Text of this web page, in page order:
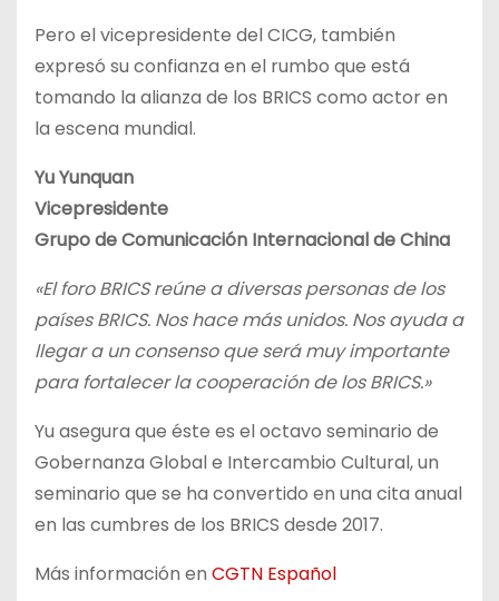
Pero el vicepresidente del CICG, también
expresó su confianza en el rumbo que está
tomando la alianza de los BRICS como actor en
la escena mundial.
Yu Yunquan
Vicepresidente
Grupo de Comunicación Internacional de China
«El foro BRICS reúne a diversas personas de los
países BRICS. Nos hace más unidos. Nos ayuda a
llegar a un consenso que será muy importante
para fortalecer la cooperación de los BRICS.»
Yu asegura que éste es el octavo seminario de
Gobernanza Global e Intercambio Cultural, un
seminario que se ha convertido en una cita anual
en las cumbres de los BRICS desde 2017.
Más información en CGTN Español